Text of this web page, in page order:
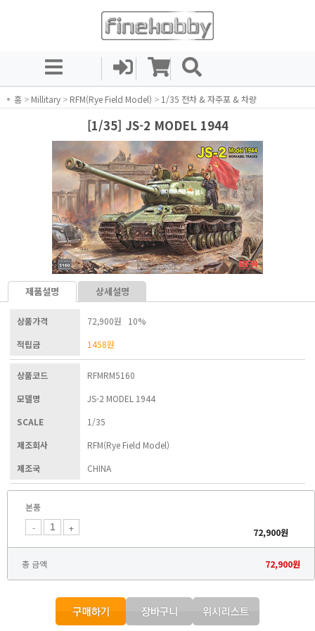
홈 > Millitary > RFM(Rye Field Model) > 1/35 전차 & 자주포 & 차량
[1/35] JS-2 MODEL 1944
제품설명 상세설명
상품가격
72,900원 10%
적립금
1458원
상품코드
RFMRM5160
모델명
JS-2 MODEL 1944
SCALE
1/35
제조회사
RFM(Rye Field Model)
제조국
CHINA
본품
-
+ 72,900원
총 금액 72,900원